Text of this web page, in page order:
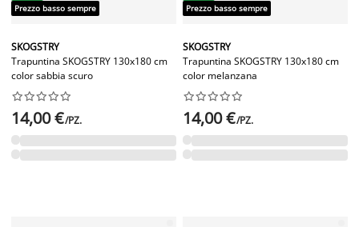
Prezzo basso sempre
SKOGSTRY
Trapuntina SKOGSTRY 130x180 cm
color sabbia scuro






14,00 €/PZ.
Prezzo basso sempre
SKOGSTRY
Trapuntina SKOGSTRY 130x180 cm
color melanzana






14,00 €/PZ.